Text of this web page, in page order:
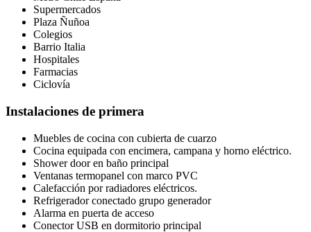
Supermercados
Plaza Ñuñoa
Colegios
Barrio Italia
Hospitales
Farmacias
Ciclovía
Instalaciones de primera
Muebles de cocina con cubierta de cuarzo
Cocina equipada con encimera, campana y horno eléctrico.
Shower door en baño principal
Ventanas termopanel con marco PVC
Calefacción por radiadores eléctricos.
Refrigerador conectado grupo generador
Alarma en puerta de acceso
Conector USB en dormitorio principal